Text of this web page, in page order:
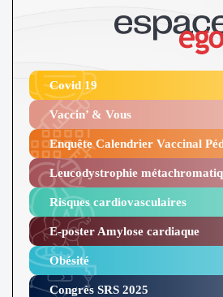
Covid 19
Vaccin’ & Vous
Enquête Calendrier Vaccinal
Leucodystrophie
Risques cardiovasculaires
E-poster Amylose cardiaque ​
Obésité ​
Congrès SRS 2025 ​